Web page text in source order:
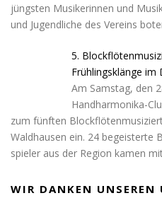
jüngsten Musikerinnen und
und Jugendliche des Vereins
5.
Frühlingsklänge im
Am Samstag, den
Handharmonika-
zum fünften
Waldhausen ein. 24 begeisterte
spieler aus der Region kamen
WIR DANKEN UNSEREN